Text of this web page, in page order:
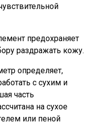
предохраняет
раздражать кожу.
определяет,
с сухим и
часть
на сухое
или пеной